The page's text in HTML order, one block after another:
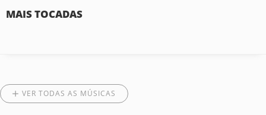
MAIS TOCADAS
VER TODAS AS MÚSICAS